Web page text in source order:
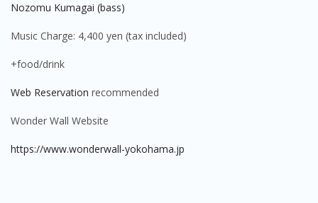
Nozomu Kumagai (bass)
Music Charge: 4,400 yen (tax included)
+food/drink
Web Reservation recommended
Wonder Wall Website
https://www.wonderwall-yokohama.jp